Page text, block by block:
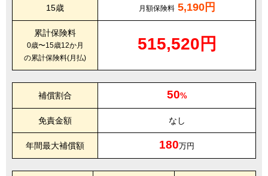
15歳 月額保険料 5,190円
累計保険料
0歳〜15歳12か月
の累計保険料(月払)
515,520円
補償割合 50%
免責金額 なし
年間最大補償額 180万円